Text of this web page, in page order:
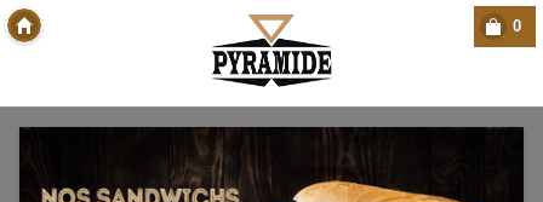
0
Copyright Des-click